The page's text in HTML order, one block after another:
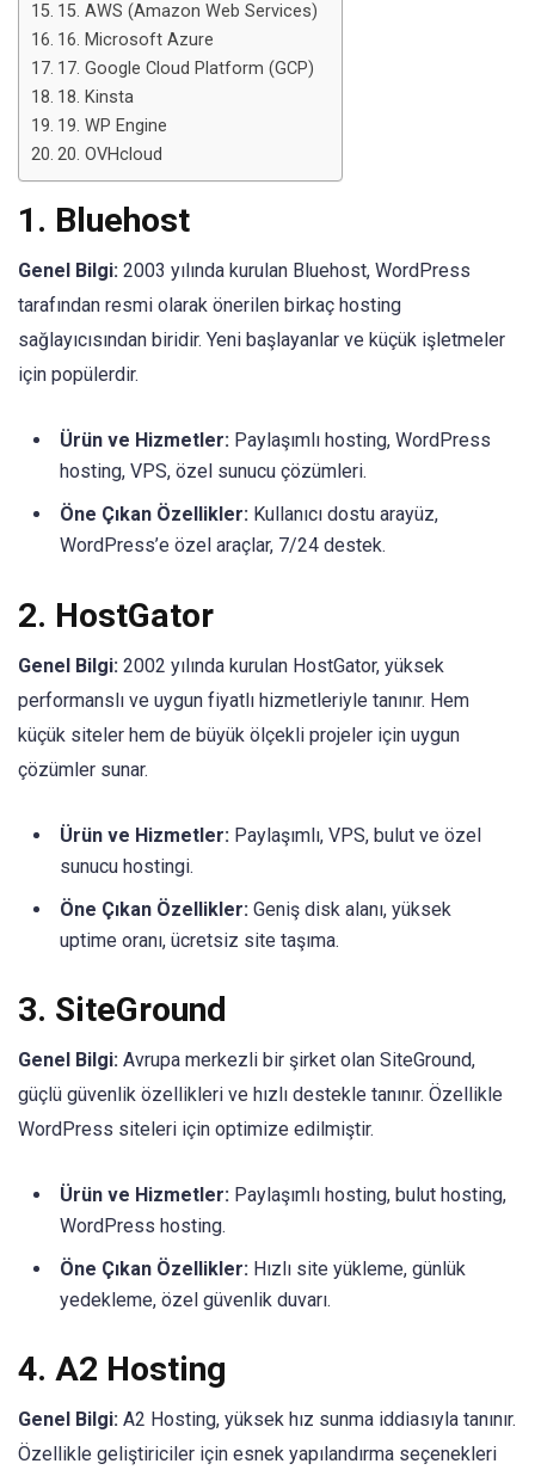
15. AWS (Amazon Web Services)
16. Microsoft Azure
17. Google Cloud Platform (GCP)
18. Kinsta
19. WP Engine
20. OVHcloud
1. Bluehost
Genel Bilgi: 2003 yılında kurulan Bluehost, WordPress
tarafından resmi olarak önerilen birkaç hosting
sağlayıcısından biridir. Yeni başlayanlar ve küçük işletmeler
için popülerdir.
Ürün ve Hizmetler: Paylaşımlı hosting, WordPress
hosting, VPS, özel sunucu çözümleri.
Öne Çıkan Özellikler: Kullanıcı dostu arayüz,
WordPress’e özel araçlar, 7/24 destek.
2. HostGator
Genel Bilgi: 2002 yılında kurulan HostGator, yüksek
performanslı ve uygun fiyatlı hizmetleriyle tanınır. Hem
küçük siteler hem de büyük ölçekli projeler için uygun
çözümler sunar.
Ürün ve Hizmetler: Paylaşımlı, VPS, bulut ve özel
sunucu hostingi.
Öne Çıkan Özellikler: Geniş disk alanı, yüksek
uptime oranı, ücretsiz site taşıma.
3. SiteGround
Genel Bilgi: Avrupa merkezli bir şirket olan SiteGround,
güçlü güvenlik özellikleri ve hızlı destekle tanınır. Özellikle
WordPress siteleri için optimize edilmiştir.
Ürün ve Hizmetler: Paylaşımlı hosting, bulut hosting,
WordPress hosting.
Öne Çıkan Özellikler: Hızlı site yükleme, günlük
yedekleme, özel güvenlik duvarı.
4. A2 Hosting
Genel Bilgi: A2 Hosting, yüksek hız sunma iddiasıyla tanınır.
Özellikle geliştiriciler için esnek yapılandırma seçenekleri